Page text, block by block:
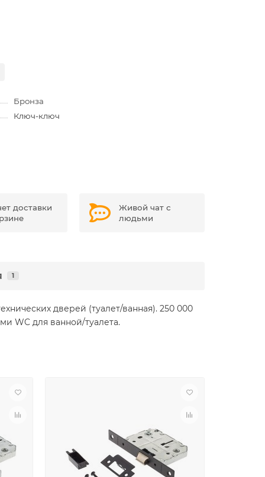
Бронза
Ключ-ключ
доставки
Живой чат с
людьми
1
дверей (туалет/ванная). 250 000
WC для ванной/туалета.